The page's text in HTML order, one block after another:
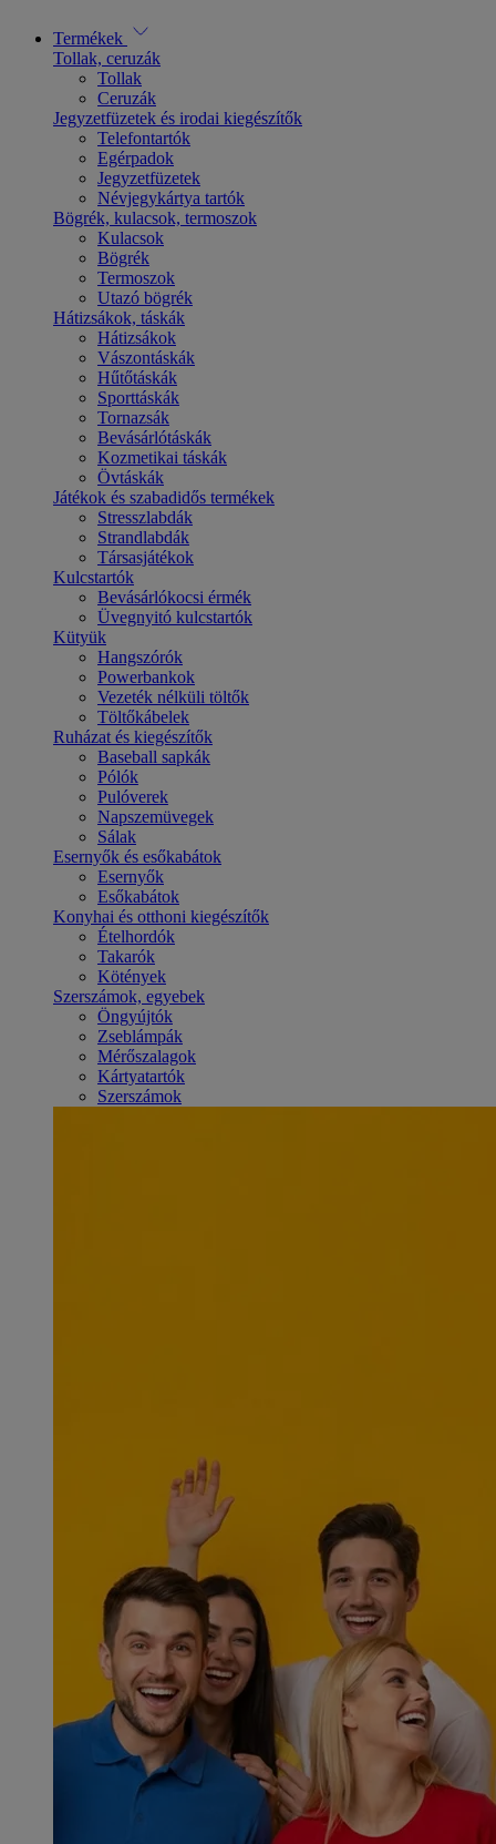
Termékek
Tollak, ceruzák
Tollak
Ceruzák
Jegyzetfüzetek és irodai kiegészítők
Telefontartók
Egérpadok
Jegyzetfüzetek
Névjegykártya tartók
Bögrék, kulacsok, termoszok
Kulacsok
Bögrék
Termoszok
Utazó bögrék
Hátizsákok, táskák
Hátizsákok
Vászontáskák
Hűtőtáskák
Sporttáskák
Tornazsák
Bevásárlótáskák
Kozmetikai táskák
Övtáskák
Játékok és szabadidős termékek
Stresszlabdák
Strandlabdák
Társasjátékok
Kulcstartók
Bevásárlókocsi érmék
Üvegnyitó kulcstartók
Kütyük
Hangszórók
Powerbankok
Vezeték nélküli töltők
Töltőkábelek
Ruházat és kiegészítők
Baseball sapkák
Pólók
Pulóverek
Napszemüvegek
Sálak
Esernyők és esőkabátok
Esernyők
Esőkabátok
Konyhai és otthoni kiegészítők
Ételhordók
Takarók
Kötények
Szerszámok, egyebek
Öngyújtók
Zseblámpák
Mérőszalagok
Kártyatartók
Szerszámok